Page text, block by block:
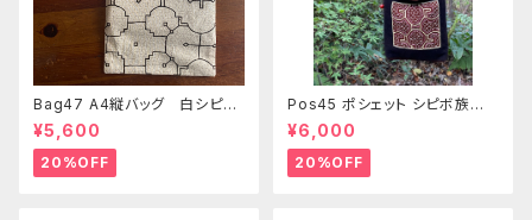
Bag47 A4縦バッグ 白シピボ
模様 シピボ族の泥染め
¥5,600
20%OFF
Pos45 ポシェット シピボ族の
泥染め刺繍のショルダー
¥6,000
20%OFF